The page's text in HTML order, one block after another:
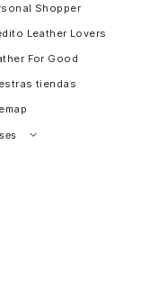
Shopper
Leather Lovers
For Good
tiendas